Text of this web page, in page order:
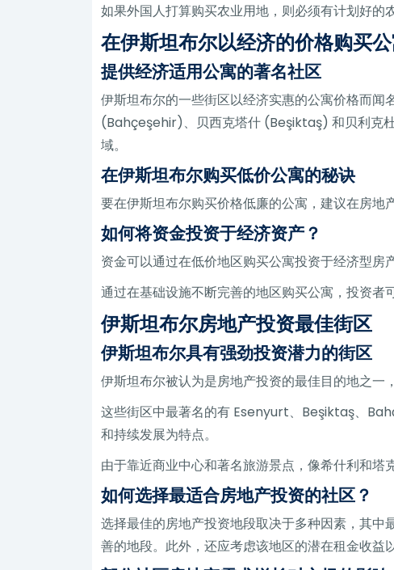
如果外国人打算购买农业用地，则必须有计划好的
在伊斯坦布尔以经济的价格购买
提供经济适用公寓的著名社区
伊斯坦布尔的一些街区以经济实惠的公寓价格而
(Bahçeşehir)、贝西克塔什 (Beşiktaş) 和贝利克
域。
在伊斯坦布尔购买低价公寓的秘诀
要在伊斯坦布尔购买价格低廉的公寓，建议在房地
如何将资金投资于经济资产？
资金可以通过在低价地区购买公寓投资于经济型房
通过在基础设施不断完善的地区购买公寓，投资者
伊斯坦布尔房地产投资最佳街区
伊斯坦布尔具有强劲投资潜力的街区
伊斯坦布尔被认为是房地产投资的最佳目的地之一
这些街区中最著名的有 Esenyurt、Beşiktaş、
和持续发展为特点。
由于靠近商业中心和著名旅游景点，像希什利和塔
如何选择最适合房地产投资的社区？
选择最佳的房地产投资地段取决于多种因素，其
善的地段。此外，还应考虑该地区的潜在租金收益